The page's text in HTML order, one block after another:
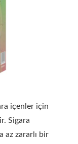
içenler için
Sigara
az zararlı bir